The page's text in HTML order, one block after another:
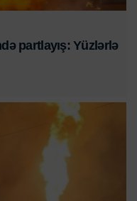
partlayış: Yüzlərlə